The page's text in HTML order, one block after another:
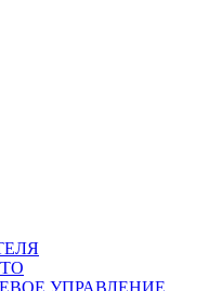
УПРАВЛЕНИЕ,